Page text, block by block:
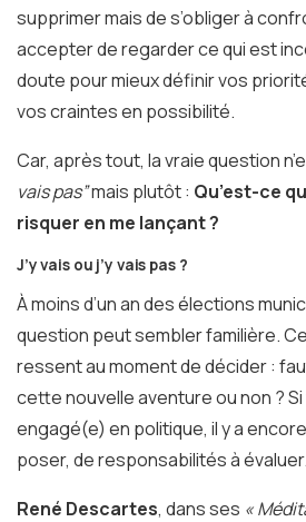
supprimer mais de s’obliger à
accepter de regarder ce qui est
doute pour mieux définir vos
vos craintes en possibilité.
Car, après tout, la vraie question
vais pas”mais plutôt : Qu’est-ce
risquer en me lançant ?
J’y vais ou j’y vais pas ?
À moins d’un an des élections
question peut sembler familière. Ce
ressent au moment de décider :
cette nouvelle aventure ou non ?
engagé(e) en politique, il y a
poser, de responsabilités à évaluer.
René Descartes, dans ses «